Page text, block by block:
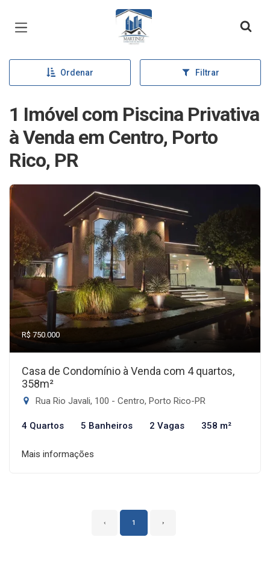
Página inicial
Ordenar Filtrar
1 Imóvel com Piscina Privativa
à Venda em Centro, Porto
Rico, PR
R$ 750.000
Casa de Condomínio à Venda com 4 quartos,
358m²
Rua Rio Javali, 100 - Centro, Porto Rico-PR
4 Quartos 5 Banheiros 2 Vagas 358 m²
Mais informações
‹ 1 ›